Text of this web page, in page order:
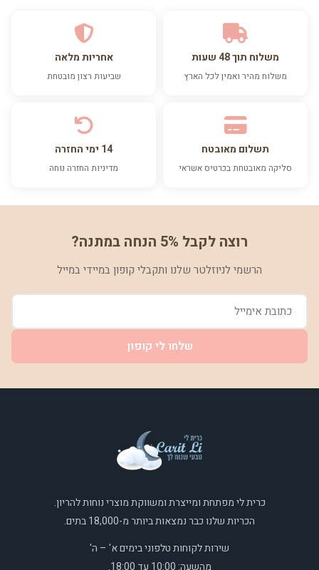
משלוח תוך 48 שעות
משלוח מהיר ואמין לכל הארץ
אחריות מלאה
שביעות רצון מובטחת
תשלום מאובטח
סליקה מאובטחת בכרטיס אשראי
14 ימי החזרה
מדיניות החזרה נוחה
רוצה לקבל 5% הנחה במתנה?
הרשמי לניוזלטר שלנו ותקבלי קופון במיידי במייל
שלחו לי קופון
כרית לי מפתחת ומייצרת ומשווקת מוצרי נוחות להריון.
הכריות שלנו כבר נמצאות ביותר מ-18,000 בתים.
שירות לקוחות טלפוני בימים א' – ה'
מהשעה: 10:00 עד 18:00.